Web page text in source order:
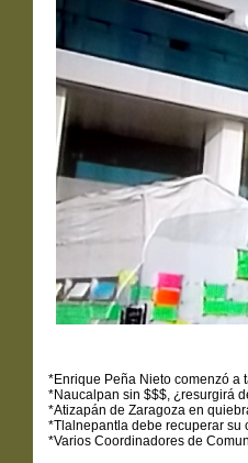
*Enrique Peña Nieto comenzó a
*Naucalpan sin $$$, ¿resurgirá
*Atizapán de Zaragoza en
*Tlalnepantla debe recuperar su
*Varios Coordinadores de